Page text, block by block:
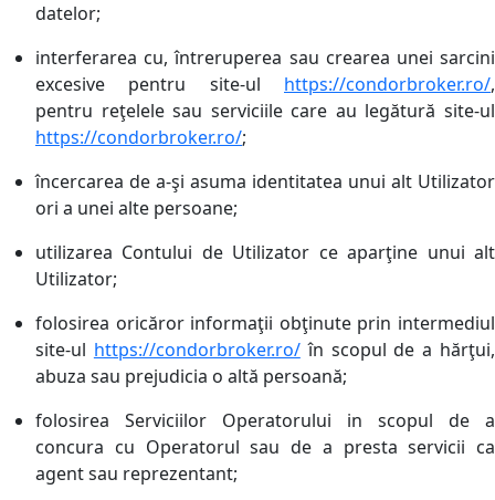
datelor;
interferarea cu, întreruperea sau crearea unei sarcini
excesive pentru site-ul https://condorbroker.ro/,
pentru reţelele sau serviciile care au legătură site-ul
https://condorbroker.ro/;
încercarea de a-şi asuma identitatea unui alt Utilizator
ori a unei alte persoane;
utilizarea Contului de Utilizator ce aparţine unui alt
Utilizator;
folosirea oricăror informaţii obţinute prin intermediul
site-ul https://condorbroker.ro/în scopul de a hărţui,
abuza sau prejudicia o altă persoană;
folosirea Serviciilor Operatorului in scopul de a
concura cu Operatorul sau de a presta servicii ca
agent sau reprezentant;